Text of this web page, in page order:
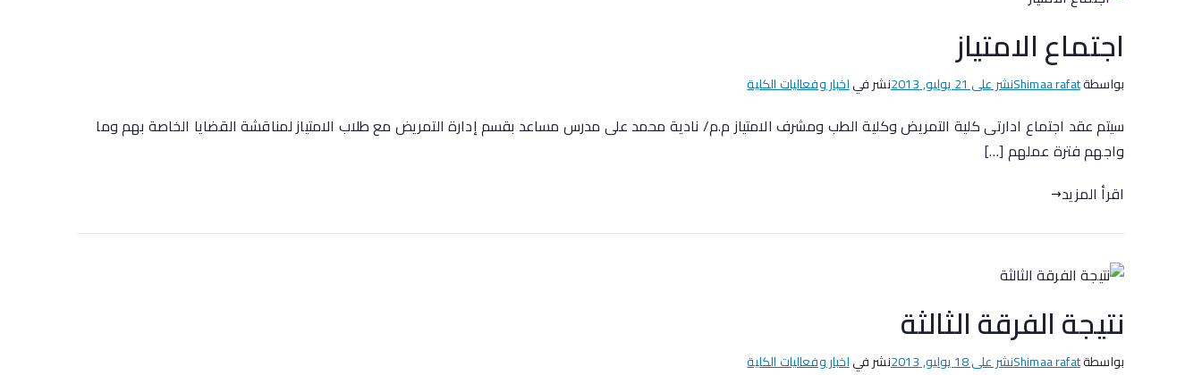
اجتماع الامتياز
بواسطةShimaa rafatنشر على21 يوليو, 2013 نشر فياخبار وفعاليات الكلية
سيتم عقد اجتماع ادارتى كلية التمريض وكلية الطب ومشرف الامتياز م.م/ نادية محمد على مدرس مساعد بقسم إدارة التمريض مع طلاب الامتياز لمناقشة القضايا الخاصة بهم وما
واجهم فترة عملهم […]
اقرأ المزيد
نتيجة الفرقة الثالثة
بواسطةShimaa rafatنشر على18 يوليو, 2013 نشر فياخبار وفعاليات الكلية